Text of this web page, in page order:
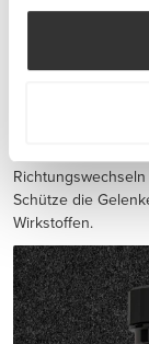
BCAA 8:1:1 180
Schütze die
Wirkstoffen.